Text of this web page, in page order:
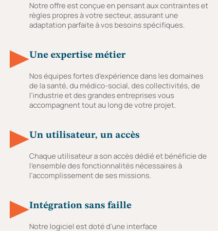
Notre offre est conçue en pensant aux contraintes et
règles propres à votre secteur, assurant une
adaptation parfaite à vos besoins spécifiques.
Une expertise métier
Nos équipes fortes d'expérience dans les domaines
de la santé, du médico-social, des collectivités, de
l'industrie et des grandes entreprises vous
accompagnent tout au long de votre projet.
Un utilisateur, un accès
Chaque utilisateur a son accès dédié et bénéficie de
l'ensemble des fonctionnalités nécessaires à
l'accomplissement de ses missions.
Intégration sans faille
Notre logiciel est doté d'une interface